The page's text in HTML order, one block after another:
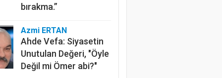
bırakma.”
Azmi ERTAN
Ahde Vefa: Siyasetin
Unutulan Değeri, "Öyle
Değil mi Ömer abi?"